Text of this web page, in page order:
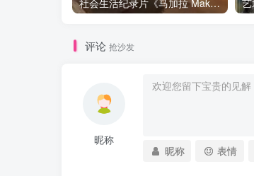
社会生活纪录片《马加拉 Makala》下载
评论 抢沙发
昵称
昵称 表情